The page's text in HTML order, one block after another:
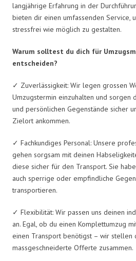
langjährige Erfahrung in der
bieten dir einen umfassenden Service,
stressfrei wie möglich zu gestalten.
Warum solltest du dich für
entscheiden?
✓ Zuverlässigkeit: Wir legen grossen
Umzugstermin einzuhalten und sorgen
und persönlichen Gegenstände sicher
Zielort ankommen.
✓ Fachkundiges Personal: Unsere
gehen sorgsam mit deinen
diese sicher für den Transport. Sie
auch sperrige oder empfindliche
transportieren.
✓ Flexibilität: Wir passen uns deinen
an. Egal, ob du einen Komplettumzug
einen Transport benötigst – wir stellen
massgeschneiderte Offerte zusammen.